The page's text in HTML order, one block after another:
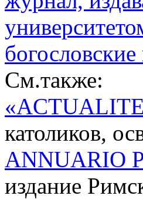
См.также:
католиков,
ANNUARIO
издание